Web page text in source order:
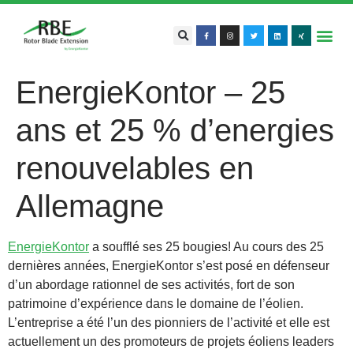
EnergieKontor – 25
ans et 25 % d’energies
renouvelables en
Allemagne
EnergieKontor a soufflé ses 25 bougies! Au cours des 25
dernières années, EnergieKontor s’est posé en défenseur
d’un abordage rationnel de ses activités, fort de son
patrimoine d’expérience dans le domaine de l’éolien.
L’entreprise a été l’un des pionniers de l’activité et elle est
actuellement un des promoteurs de projets éoliens leaders